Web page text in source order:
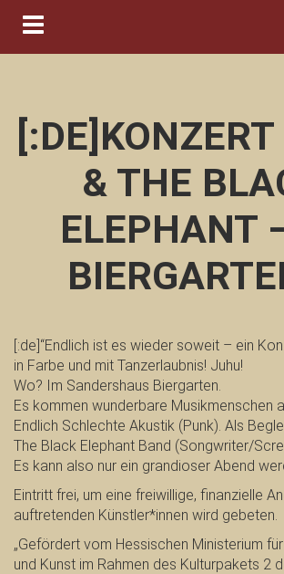
Navigation ein-/ausblenden
& THE
ELEPHANT
[:de]“Endlich ist es wieder soweit – ein
in Farbe und mit Tanzerlaubnis! Juhu!
Wo? Im Sandershaus Biergarten.
Es kommen wunderbare Musikmenschen
Endlich Schlechte Akustik (Punk). Als
The Black Elephant Band (Songwriter/
Es kann also nur ein grandioser Abend
Eintritt frei, um eine freiwillige, finanzielle
auftretenden Künstler*innen wird gebeten.
„Gefördert vom Hessischen Ministerium
und Kunst im Rahmen des Kulturpakets 2